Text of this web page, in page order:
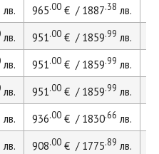
лв. 965.00€ / 1887.38 лв.
лв. 951.00€ / 1859.99 лв.
лв. 951.00€ / 1859.99 лв.
лв. 951.00€ / 1859.99 лв.
лв. 936.00€ / 1830.66 лв.
лв. 908.00€ / 1775.89 лв.